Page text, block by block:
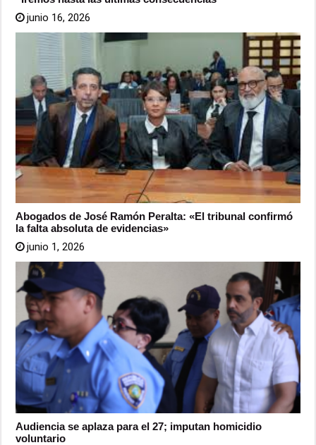
junio 16, 2026
Abogados de José Ramón Peralta: «El tribunal confirmó
la falta absoluta de evidencias»
junio 1, 2026
Audiencia se aplaza para el 27; imputan homicidio
voluntario